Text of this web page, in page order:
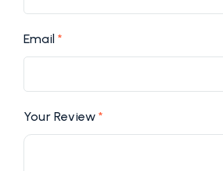
Your Review*
Email*